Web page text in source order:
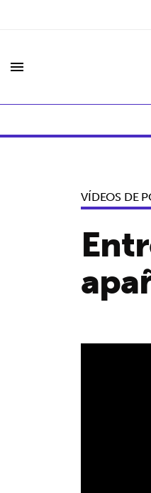
menu
VÍDEOS DE